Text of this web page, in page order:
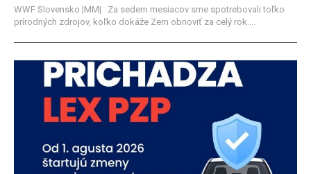
WWF Slovensko |MM| Za sedem mesiacov sme spotrebovali toľko
prírodných zdrojov, koľko dokáže Zem obnoviť za celý rok....